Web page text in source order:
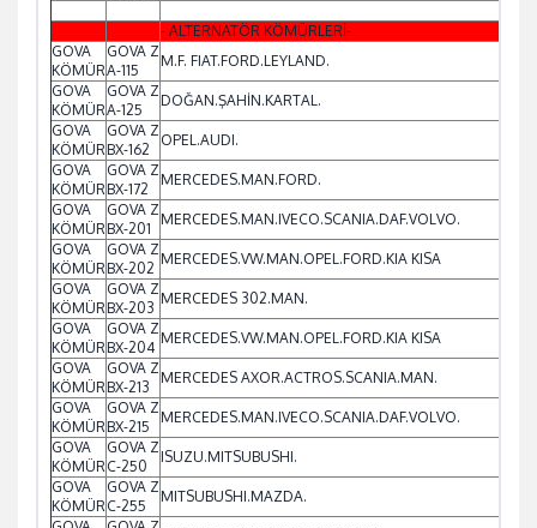
- ALTERNATÖR KÖMÜRLERİ-
GOVA
KÖMÜR
GOVA Z
A-115
M.F. FIAT.FORD.LEYLAND.
GOVA
KÖMÜR
GOVA Z
A-125
DOĞAN.ŞAHİN.KARTAL.
GOVA
KÖMÜR
GOVA Z
BX-162
OPEL.AUDI.
GOVA
KÖMÜR
GOVA Z
BX-172
MERCEDES.MAN.FORD.
GOVA
KÖMÜR
GOVA Z
BX-201
MERCEDES.MAN.IVECO.SCANIA.DAF.VOLVO.
GOVA
KÖMÜR
GOVA Z
BX-202
MERCEDES.VW.MAN.OPEL.FORD.KIA KISA
GOVA
KÖMÜR
GOVA Z
BX-203
MERCEDES 302.MAN.
GOVA
KÖMÜR
GOVA Z
BX-204
MERCEDES.VW.MAN.OPEL.FORD.KIA KISA
GOVA
KÖMÜR
GOVA Z
BX-213
MERCEDES AXOR.ACTROS.SCANIA.MAN.
GOVA
KÖMÜR
GOVA Z
BX-215
MERCEDES.MAN.IVECO.SCANIA.DAF.VOLVO.
GOVA
KÖMÜR
GOVA Z
C-250
ISUZU.MITSUBUSHI.
GOVA
KÖMÜR
GOVA Z
C-255
MITSUBUSHI.MAZDA.